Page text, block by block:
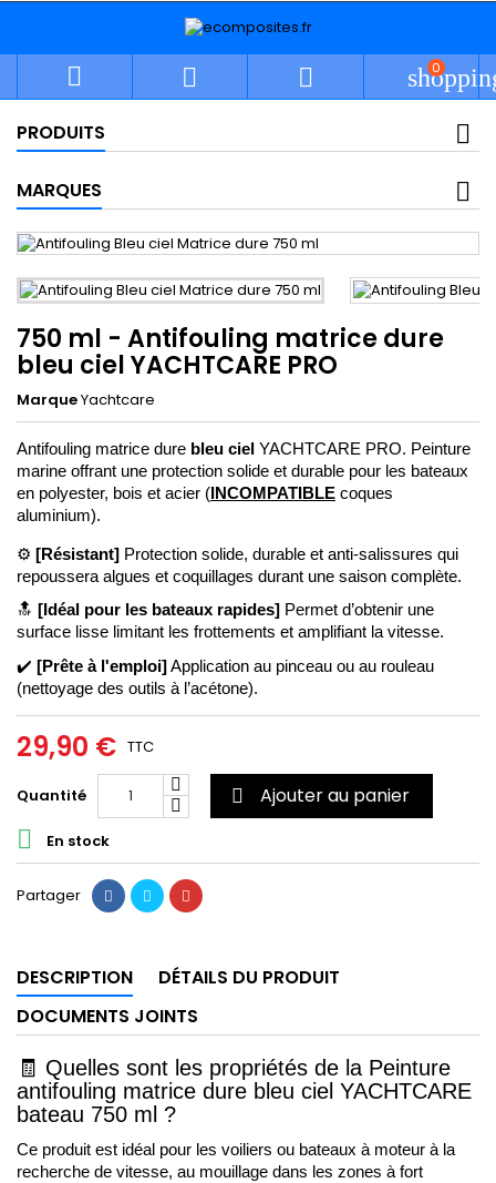
   0
PRODUITS
MARQUES
750 ml - Antifouling matrice dure
bleu ciel YACHTCARE PRO
MarqueYachtcare
Antifouling matrice dure bleu ciel YACHTCARE PRO. Peinture
marine offrant une protection solide et durable pour les bateaux
en polyester, bois et acier ( INCOMPATIBLE coques
aluminium).
⚙️ [Résistant] Protection solide, durable et anti-salissures qui
repoussera algues et coquillages durant une saison complète.
🔝 [Idéal pour les bateaux rapides] Permet d’obtenir une
surface lisse limitant les frottements et amplifiant la vitesse.
✔️ [Prête à l'emploi] Application au pinceau ou au rouleau
(nettoyage des outils à l’acétone).
29,90 € TTC
Quantité  Ajouter au panier
 En stock
Partager
DESCRIPTION
DÉTAILS DU PRODUIT
DOCUMENTS JOINTS
🧾 Quelles sont les propriétés de la Peinture
antifouling matrice dure bleu ciel YACHTCARE
bateau 750 ml ?
Ce produit est idéal pour les voiliers ou bateaux à moteur à la
recherche de vitesse, au mouillage dans les zones à fort